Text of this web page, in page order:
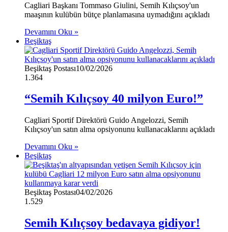
Cagliari Başkanı Tommaso Giulini, Semih Kılıçsoy'un
maaşının kulübün bütçe planlamasına uymadığını açıkladı
Devamını Oku »
Beşiktaş
Beşiktaş Postası10/02/2026
1.364
“Semih Kılıçsoy 40 milyon Euro!”
Cagliari Sportif Direktörü Guido Angelozzi, Semih
Kılıçsoy'un satın alma opsiyonunu kullanacaklarını açıkladı
Devamını Oku »
Beşiktaş
Beşiktaş Postası04/02/2026
1.529
Semih Kılıçsoy bedavaya gidiyor!